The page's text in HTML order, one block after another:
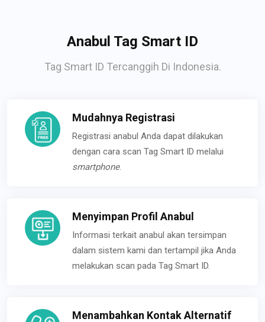
Anabul Tag Smart ID
Tag Smart ID Tercanggih Di Indonesia.
Mudahnya Registrasi
Registrasi anabul Anda dapat dilakukan
dengan cara scan Tag Smart ID melalui
smartphone.
Menyimpan Profil Anabul
Informasi terkait anabul akan tersimpan
dalam sistem kami dan tertampil jika Anda
melakukan scan pada Tag Smart ID.
Menambahkan Kontak Alternatif